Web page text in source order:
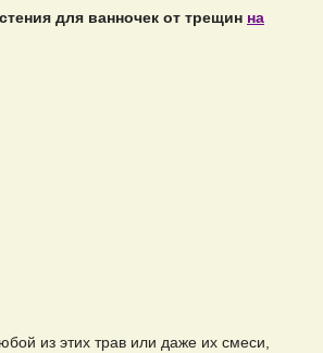
для ванночек от трещин на
из этих трав или даже их смеси,